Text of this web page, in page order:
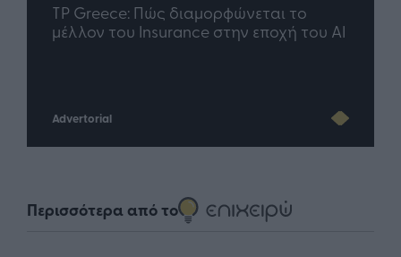
TP Greece: Πώς διαμορφώνεται το
μέλλον του Insurance στην εποχή του AI
Advertorial
Περισσότερα από το